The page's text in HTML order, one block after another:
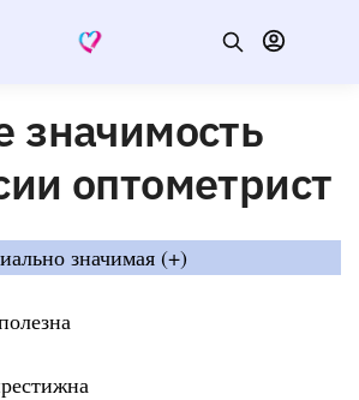
значимость
оптометрист
значимая (+)